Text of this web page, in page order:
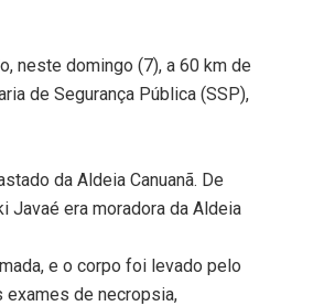
neste domingo (7), a 60 km de
de Segurança Pública (SSP),
da Aldeia Canuanã. De
Javaé era moradora da Aldeia
e o corpo foi levado pelo
de necropsia,